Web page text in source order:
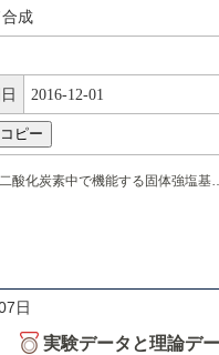
成
2016-12-01
超臨界二酸化炭素中で機能する固
日
実験データと理論デー